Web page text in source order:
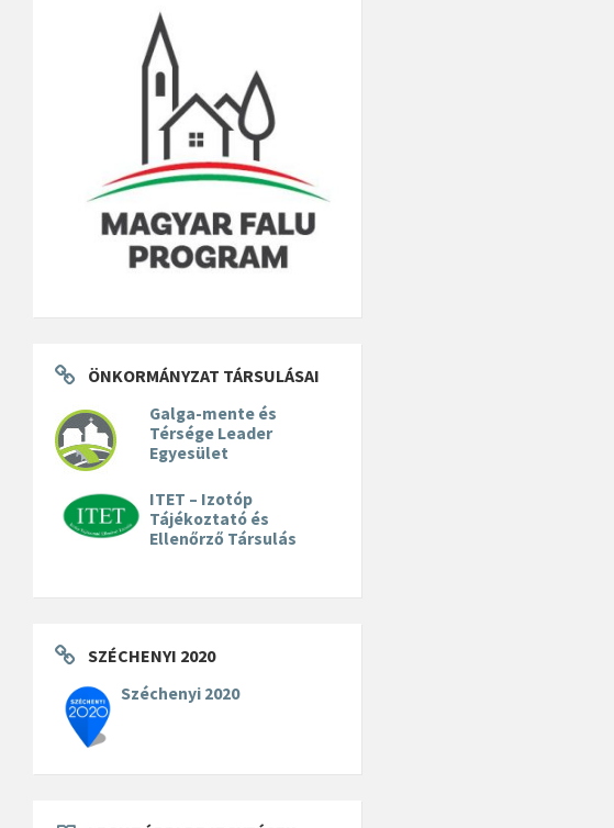
ÖNKORMÁNYZAT TÁRSULÁSAI
Galga-mente és
Térsége Leader
Egyesület
ITET – Izotóp
Tájékoztató és
Ellenőrző Társulás
SZÉCHENYI 2020
Széchenyi 2020